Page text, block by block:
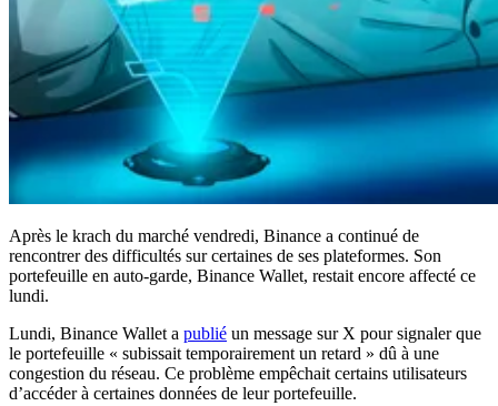
Après le krach du marché vendredi, Binance a continué de
rencontrer des difficultés sur certaines de ses plateformes. Son
portefeuille en auto-garde, Binance Wallet, restait encore affecté ce
lundi.
Lundi, Binance Wallet a publié un message sur X pour signaler que
le portefeuille « subissait temporairement un retard » dû à une
congestion du réseau. Ce problème empêchait certains utilisateurs
d’accéder à certaines données de leur portefeuille.